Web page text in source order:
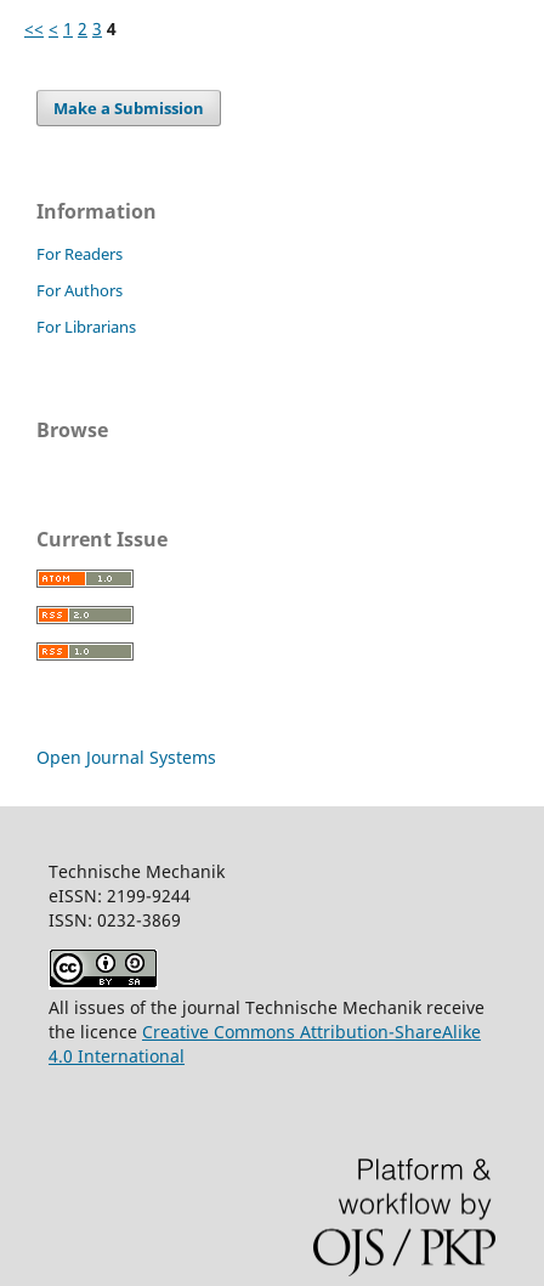
<< < 1 2 3 4
Make a Submission
Information
For Readers
For Authors
For Librarians
Browse
Current Issue
Open Journal Systems
Technische Mechanik
eISSN: 2199-9244
ISSN: 0232-3869
All issues of the journal Technische Mechanik receive
the licence Creative Commons Attribution-ShareAlike
4.0 International